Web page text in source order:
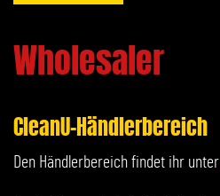
Wholesaler
CleanU-Händlerbereich
Den Händlerbereich findet ihr unter